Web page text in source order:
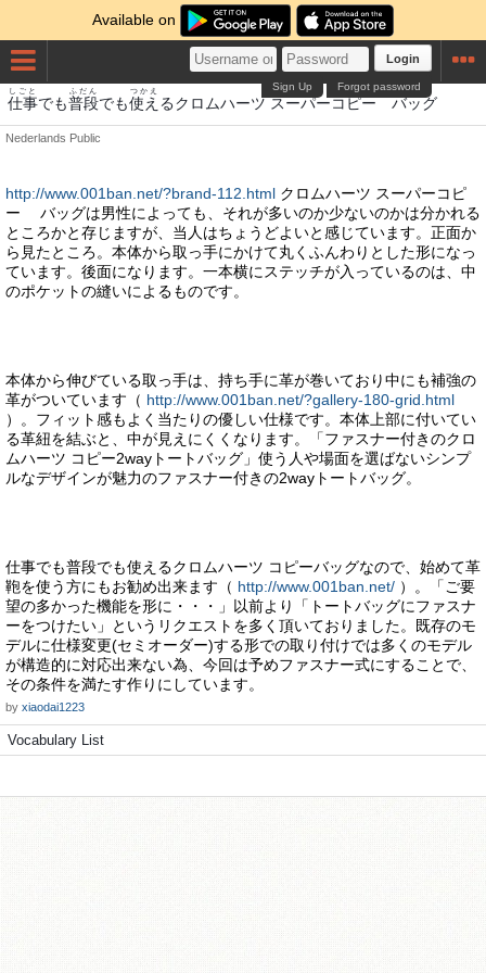
Available on
Login
Forgot password
Sign Up
仕事
しごと
でも普段
ふだん
でも使え
つかえ
るクロムハーツ スーパーコピー バッグ
Nederlands Public
http://www.001ban.net/?brand-112.html クロムハーツ スーパーコピ
ー バッグは男性によっても、それが多いのか少ないのかは分かれる
ところかと存じますが、当人はちょうどよいと感じています。正面か
ら見たところ。本体から取っ手にかけて丸くふんわりとした形になっ
ています。後面になります。一本横にステッチが入っているのは、中
のポケットの縫いによるものです。
本体から伸びている取っ手は、持ち手に革が巻いており中にも補強の
革がついています（ http://www.001ban.net/?gallery-180-grid.html
）。フィット感もよく当たりの優しい仕様です。本体上部に付いてい
る革紐を結ぶと、中が見えにくくなります。「ファスナー付きのクロ
ムハーツ コピー2wayトートバッグ」使う人や場面を選ばないシンプ
ルなデザインが魅力のファスナー付きの2wayトートバッグ。
仕事でも普段でも使えるクロムハーツ コピーバッグなので、始めて革
鞄を使う方にもお勧め出来ます（ http://www.001ban.net/ ）。「ご要
望の多かった機能を形に・・・」以前より「トートバッグにファスナ
ーをつけたい」というリクエストを多く頂いておりました。既存のモ
デルに仕様変更(セミオーダー)する形での取り付けでは多くのモデル
が構造的に対応出来ない為、今回は予めファスナー式にすることで、
その条件を満たす作りにしています。
by xiaodai1223
Vocabulary List